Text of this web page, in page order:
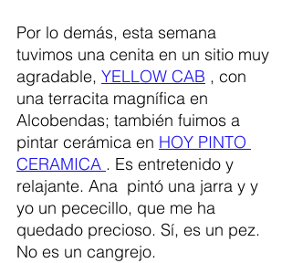
Por lo demás, esta semana
tuvimos una cenita en un sitio muy
agradable, YELLOW CAB , con
una terracita magnífica en
Alcobendas; también fuimos a
pintar cerámica en HOY PINTO
CERAMICA . Es entretenido y
relajante. Ana  pintó una jarra y y
yo un pececillo, que me ha
quedado precioso. Sí, es un pez.
No es un cangrejo.